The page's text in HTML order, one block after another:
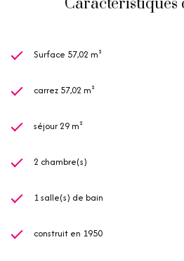
Surface 57,02 m²
carrez 57,02 m²
séjour 29 m²
2 chambre(s)
1 salle(s) de bain
construit en 1950